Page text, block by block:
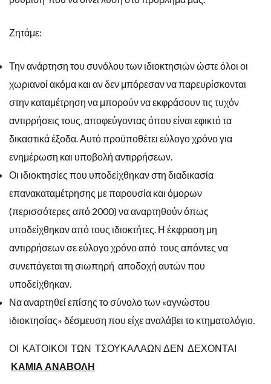
Ζητάμε:
Την ανάρτηση του συνόλου των ιδιοκτησιών ώστε όλοι οι
χωριανοί ακόμα και αν δεν μπόρεσαν να παρευρίσκονται
στην καταμέτρηση να μπορούν να εκφράσουν τις τυχόν
αντιρρήσεις τους, αποφεύγοντας όπου είναι εφικτό τα
δικαστικά έξοδα. Αυτό προϋποθέτει εύλογο χρόνο για
ενημέρωση και υποβολή αντιρρήσεων.
Οι ιδιοκτησίες που υποδείχθηκαν στη διαδικασία
επανακαταμέτρησης με παρουσία και όμορων
(περισσότερες από 2000) να αναρτηθούν όπως
υποδείχθηκαν από τους ιδιοκτήτες. Η έκφραση μη
αντιρρήσεων σε εύλογο χρόνο από τους απόντες να
συνεπάγεται τη σιωπηρή αποδοχή αυτών που
υποδείχθηκαν.
Να αναρτηθεί επίσης το σύνολο των «αγνώστου
ιδιοκτησίας» δέσμευση που είχε αναλάβει το κτηματολόγιο.
ΟΙ ΚΑΤΟΙΚΟΙ ΤΩΝ ΤΣΟΥΚΑΛΑΩΝ ΔΕΝ ΔΕΧΟΝΤΑΙ
ΚΑΜΙΑ ΑΝΑΒΟΛΗ